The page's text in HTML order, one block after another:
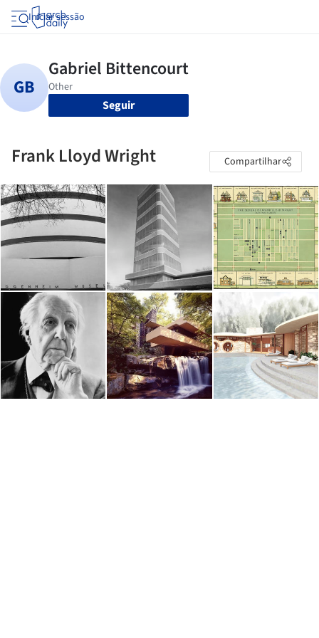
Iniciar sessão
Seguir
Frank Lloyd Wright Compartilhar